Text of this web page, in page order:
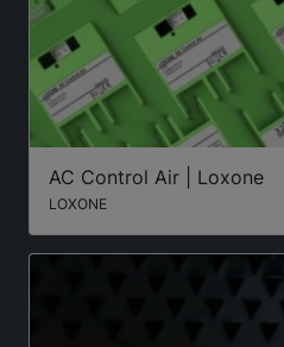
AC Control Air | Loxone
LOXONE